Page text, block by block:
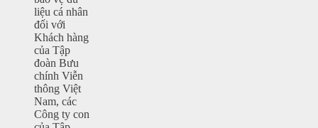
liệu cá nhân
đối với
Khách hàng
của Tập
đoàn Bưu
chính Viễn
thông Việt
Nam, các
Công ty con